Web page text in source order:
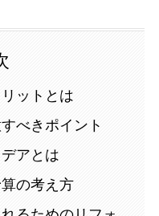
ットとは
べきポイント
アとは
の考え方